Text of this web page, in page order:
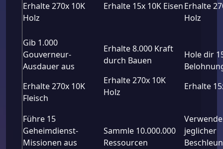
Erhalte 270x 10K
Holz
Erhalte 15x 10K EisenErhalte
Holz
Gib 1.000
Gouverneur-
Ausdauer aus
Erhalte 270x 10K
Fleisch
Erhalte 8.000 Kraft
durch Bauen
Erhalte 270x 10K
Holz
Hole dir
Erhalte
Führe 15
Geheimdienst-
Missionen aus
Sammle 10.000.000
Ressourcen
jeglicher